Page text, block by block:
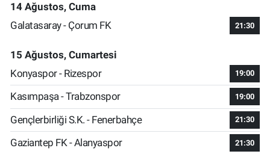
14 Ağustos, Cuma
Galatasaray - Çorum FK
21:30
15 Ağustos, Cumartesi
Konyaspor - Rizespor
19:00
Kasımpaşa - Trabzonspor 19:00
Gençlerbirliği S.K. - Fenerbahçe 21:30
Gaziantep FK - Alanyaspor 21:30